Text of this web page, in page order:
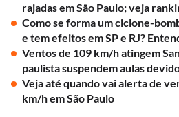
rajadas em São Paulo; veja
Como se forma um ciclone-
e tem efeitos em SP e RJ?
Ventos de 109 km/h atingem
paulista suspendem aulas
Veja até quando vai alerta de
km/h em São Paulo